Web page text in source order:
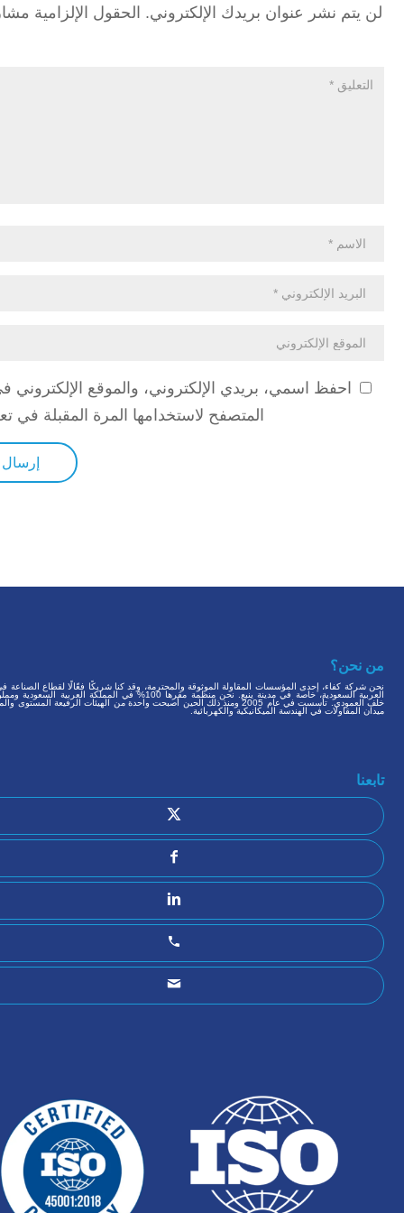
لن يتم نشر عنوان بريدك الإلكتروني. الحقول الإلزامية
احفظ اسمي، بريدي الإلكتروني، والموقع الإلكتروني
المتصفح لاستخدامها المرة المقبلة في
من نحن؟
نحن شركة كفاء، إحدى المؤسسات المقاولة الموثوقة والمحترمة، وقد كنا شريكًا فعّالًا لقطاع الصناعة
العربية السعودية، خاصة في مدينة ينبع. نحن منظمة مقرها 100% في المملكة العربية
خلف العمودي. تأسست في عام 2005 ومنذ ذلك الحين أصبحت واحدة من الهيئات الرفيعة
ميدان المقاولات في الهندسة الميكانيكية والكهربائية.
تابعنا